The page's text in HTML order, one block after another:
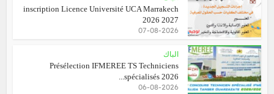
inscription Licence Université UCA Marrakech
2026 2027
07-08-2026
الباك
Présélection IFMEREE TS Techniciens
spécialisés 2026...
06-08-2026